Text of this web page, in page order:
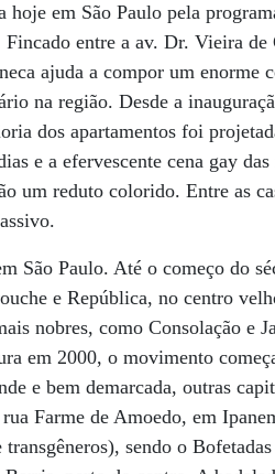
hoje em São Paulo pela
entre a av. Dr. Vieira
ajuda a compor um enorme
na região. Desde a
dos apartamentos foi
e a efervescente cena gay
um reduto colorido. Entre as
São Paulo. Até o começo do
e República, no centro
nobres, como Consolação e
em 2000, o movimento
e bem demarcada, outras
Farme de Amoedo, em
transgêneros), sendo o